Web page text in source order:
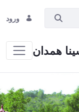
ورود
همدان